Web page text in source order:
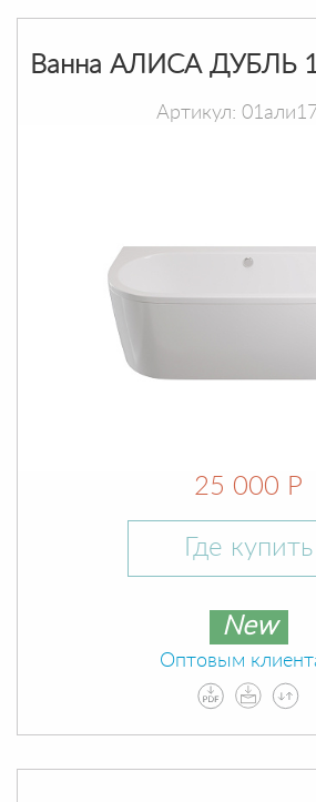
Ванна АЛИСА ДУБЛЬ
Артикул:
25 000 Р
Где купить
New
Оптовым